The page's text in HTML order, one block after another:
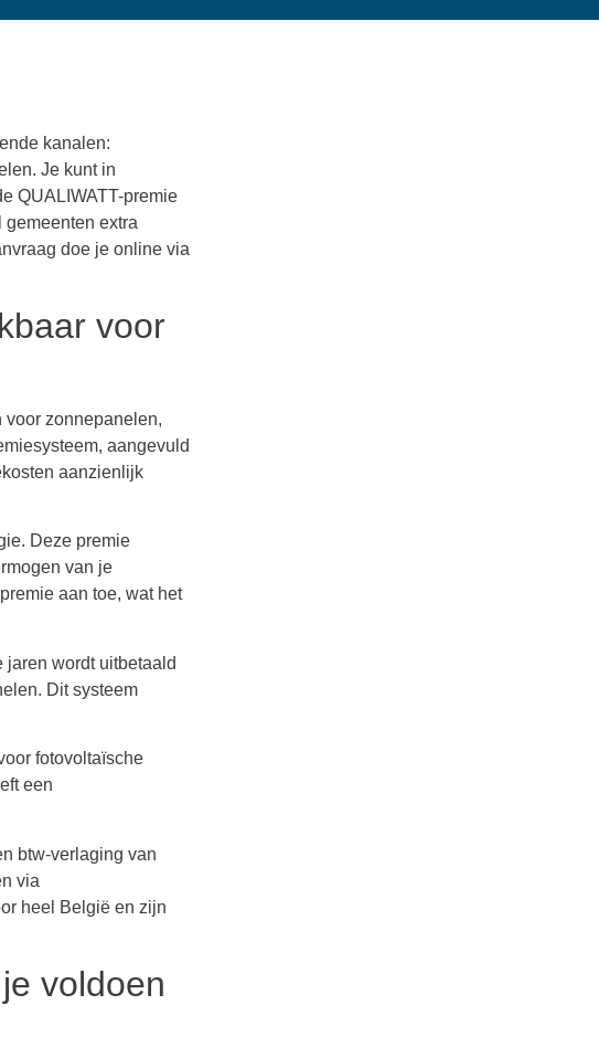
kanalen:
Je kunt in
QUALIWATT-premie
extra
doe je online via
voor
voor zonnepanelen,
aangevuld
aanzienlijk
Deze premie
van je
aan toe, wat het
jaren wordt uitbetaald
Dit systeem
fotovoltaïsche
een
btw-verlaging van
via
heel België en zijn
voldoen